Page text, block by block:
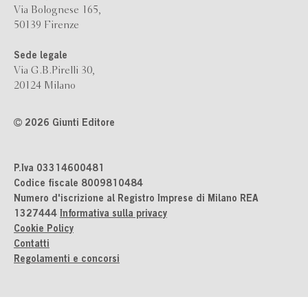
Via Bolognese 165,
50139 Firenze
Sede legale
Via G.B.Pirelli 30,
20124 Milano
2026 Giunti Editore
P.Iva 03314600481
Codice fiscale 8009810484
Numero d'iscrizione al Registro Imprese di Milano REA
1327444 Informativa sulla privacy
Cookie Policy
Contatti
Regolamenti e concorsi